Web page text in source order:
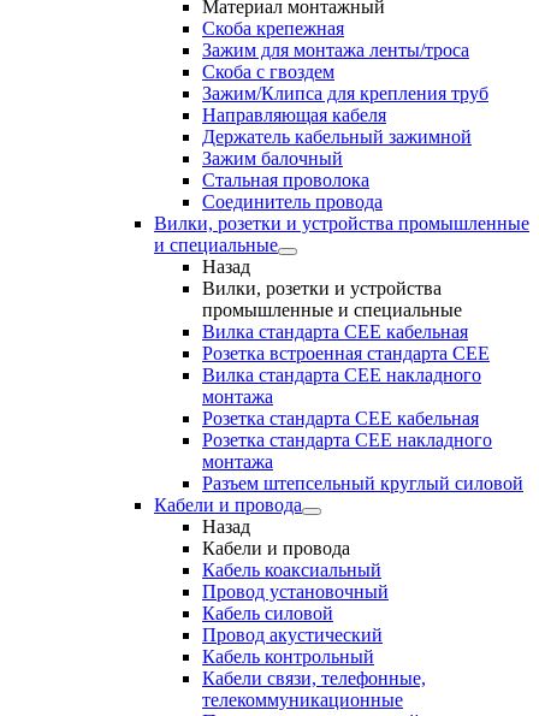
Материал монтажный
Скоба крепежная
Зажим для монтажа ленты/троса
Скоба с гвоздем
Зажим/Клипса для крепления труб
Направляющая кабеля
Держатель кабельный зажимной
Зажим балочный
Стальная проволока
Соединитель провода
Вилки, розетки и устройства промышленные
и специальные
Назад
Вилки, розетки и устройства
промышленные и специальные
Вилка стандарта CEE кабельная
Розетка встроенная стандарта CEE
Вилка стандарта CEE накладного
монтажа
Розетка стандарта СЕЕ кабельная
Розетка стандарта СЕЕ накладного
монтажа
Разъем штепсельный круглый силовой
Кабели и провода
Назад
Кабели и провода
Кабель коаксиальный
Провод установочный
Кабель силовой
Провод акустический
Кабель контрольный
Кабели связи, телефонные,
телекоммуникационные